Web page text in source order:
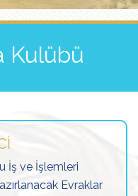
Kulübü
İş ve İşlemleri
Evraklar